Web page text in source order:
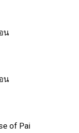
น
น
of Pai